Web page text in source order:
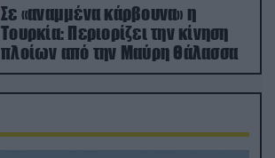
Σε «αναμμένα κάρβουνα» η
Τουρκία: Περιορίζει την κίνηση
πλοίων από την Μαύρη Θάλασσα